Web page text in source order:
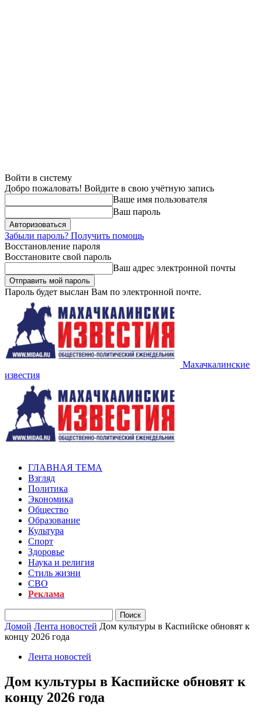
Войти в систему
Добро пожаловать! Войдите в свою учётную запись
Ваше имя пользователя
Ваш пароль
Забыли пароль? Получить помощь
Восстановление пароля
Восстановите свой пароль
Ваш адрес электронной почты
Пароль будет выслан Вам по электронной почте.
Махачкалинские
известия
ГЛАВНАЯ ТЕМА
Взгляд
Политика
Экономика
Общество
Образование
Культура
Спорт
Здоровье
Наука и религия
Стиль жизни
СВО
Реклама
Домой Лента новостей Дом культуры в Каспийске обновят к
концу 2026 года
Лента новостей
Дом культуры в Каспийске обновят к
концу 2026 года